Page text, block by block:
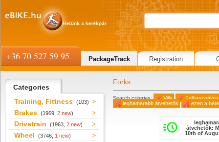
Categories
Training, Fittness (103)
Brakes (1969, 2 new)
Drivetrain (1963, 2 new)
Wheel (3746, 1 new)
Forks
Search criterias: Villa
leghamarabb átvehetők
ezen a
átvehetők:
10th of
+36 70 527 59 95 PackageTrack Registration